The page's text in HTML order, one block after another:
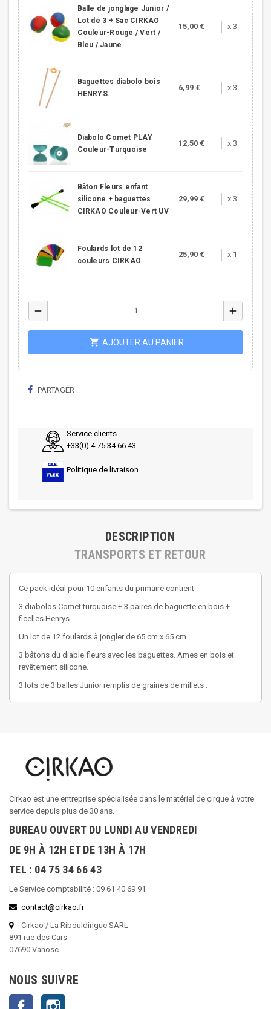
Balle de jonglage Junior /
Lot de 3 + Sac CIRKAO
Couleur-Rouge / Vert /
Bleu / Jaune
15,00 € x 3
Baguettes diabolo bois
HENRYS
6,99 € x 3
Diabolo Comet PLAY
Couleur-Turquoise
12,50 € x 3
Bâton Fleurs enfant
silicone + baguettes
CIRKAO Couleur-Vert UV
29,99 € x 3
Foulards lot de 12
couleurs CIRKAO
25,90 € x 1
remove add
shopping_cart AJOUTER AU PANIER
PARTAGER
Service clients
+33(0) 4 75 34 66 43
Politique de livraison
DESCRIPTION
TRANSPORTS ET RETOUR
Ce pack idéal pour 10 enfants du primaire contient :
3 diabolos Comet turquoise + 3 paires de baguette en bois +
ficelles Henrys.
Un lot de 12 foulards à jongler de 65 cm x 65 cm
3 bâtons du diable fleurs avec les baguettes. Ames en bois et
revêtement silicone.
3 lots de 3 balles Junior remplis de graines de millets .
Cirkao est une entreprise spécialisée dans le matériel de cirque à votre
service depuis plus de 30 ans.
BUREAU OUVERT DU LUNDI AU VENDREDI
DE 9H À 12H ET DE 13H À 17H
TEL : 04 75 34 66 43
Le Service comptabilité : 09 61 40 69 91
contact@cirkao.fr
Cirkao / La Ribouldingue SARL
891 rue des Cars
07690 Vanosc
NOUS SUIVRE
Facebook